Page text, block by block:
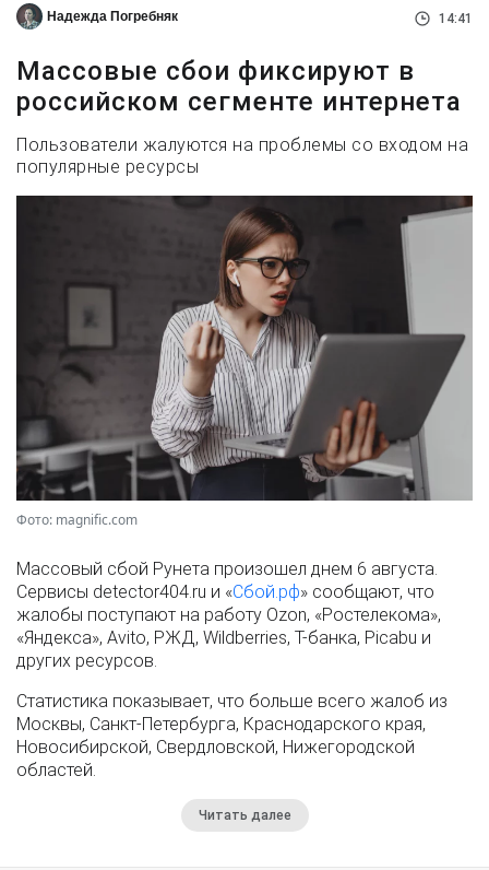
Надежда Погребняк 14:41
Массовые сбои фиксируют в
российском сегменте интернета
Пользователи жалуются на проблемы со входом на
популярные ресурсы
Фото: magnific.com
Массовый сбой Рунета произошел днем 6 августа.
Сервисы detector404.ru и «Сбой.рф» сообщают, что
жалобы поступают на работу Ozon, «Ростелекома»,
«Яндекса», Avito, РЖД, Wildberries, Т-банка, Picabu и
других ресурсов.
Статистика показывает, что больше всего жалоб из
Москвы, Санкт-Петербурга, Краснодарского края,
Новосибирской, Свердловской, Нижегородской
областей.
Читать далее